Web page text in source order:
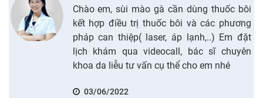
Chào em, sùi mào gà cần dùng thuốc bôi
kết hợp điều trị thuốc bôi và các phương
pháp can thiệp( laser, áp lạnh,..) Em đặt
lịch khám qua videocall, bác sĩ chuyên
khoa da liễu tư vấn cụ thể cho em nhé
03/06/2022